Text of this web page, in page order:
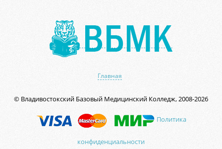
Главная
© Владивостокский Базовый Медицинский Колледж, 2008-2026
Политика
конфиденциальности